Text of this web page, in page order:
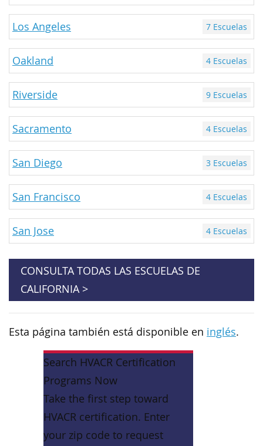
Search HVACR Certification
Programs Now
Take the first step toward
HVACR certification. Enter
your zip code to request
Los Angeles 7 Escuelas
Oakland 4 Escuelas
Riverside 9 Escuelas
Sacramento 4 Escuelas
San Diego 3 Escuelas
San Francisco 4 Escuelas
San Jose 4 Escuelas
CONSULTA TODAS LAS ESCUELAS DE
CALIFORNIA >
Esta página también está disponible en inglés.